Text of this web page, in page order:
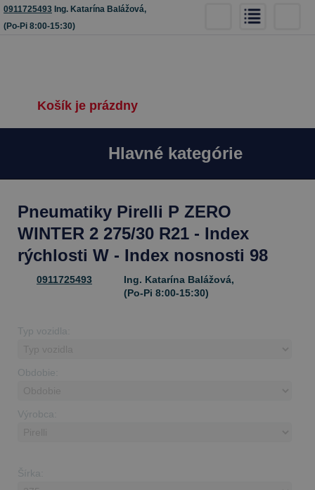
0911725493 Ing. Katarína Balážová,
(Po-Pi 8:00-15:30)
Košík je prázdny
Hlavné kategórie
Pneumatiky Pirelli P ZERO
WINTER 2 275/30 R21 - Index
rýchlosti W - Index nosnosti 98
0911725493
Ing. Katarína Balážová,
(Po-Pi 8:00-15:30)
Typ vozidla:
Obdobie:
Výrobca:
Šírka: